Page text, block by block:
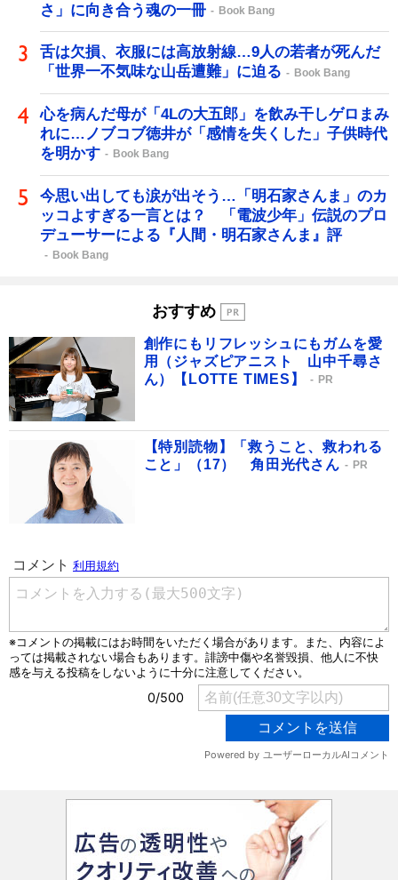
さ」に向き合う魂の一冊
Book Bang
舌は欠損、衣服には高放射線…9人の若者が死んだ
「世界一不気味な山岳遭難」に迫る
Book Bang
心を病んだ母が「4Lの大五郎」を飲み干しゲロまみ
れに…ノブコブ徳井が「感情を失くした」子供時代
を明かす
Book Bang
今思い出しても涙が出そう…「明石家さんま」のカ
ッコよすぎる一言とは？ 「電波少年」伝説のプロ
デューサーによる『人間・明石家さんま』評
Book Bang
おすすめ
創作にもリフレッシュにもガムを愛
用（ジャズピアニスト 山中千尋さ
ん）【LOTTE TIMES】
PR
【特別読物】「救うこと、救われる
こと」（17） 角田光代さん
PR